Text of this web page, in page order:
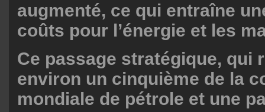
augmenté, ce qui entraîne
coûts pour l’énergie et les
Ce passage stratégique, qui
environ un cinquième de la
mondiale de pétrole et une